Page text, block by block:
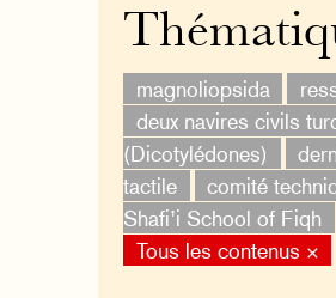
magnoliopsida
deux navires civils
(Dicotylédones)
tactile
comité
Shafi’i School of Fiqh
Tous les contenus ×